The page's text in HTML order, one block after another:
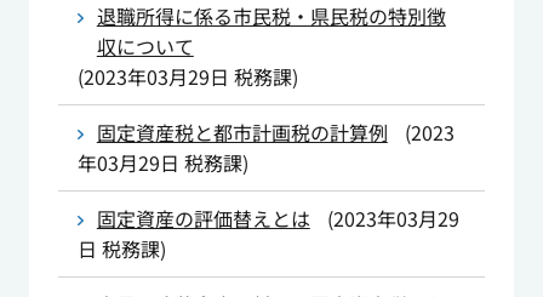
退職所得に係る市民税・県民税の特別徴
収について
(2023年03月29日 税務課)
固定資産税と都市計画税の計算例
(2023
年03月29日 税務課)
固定資産の評価替えとは
(2023年03月29
日 税務課)